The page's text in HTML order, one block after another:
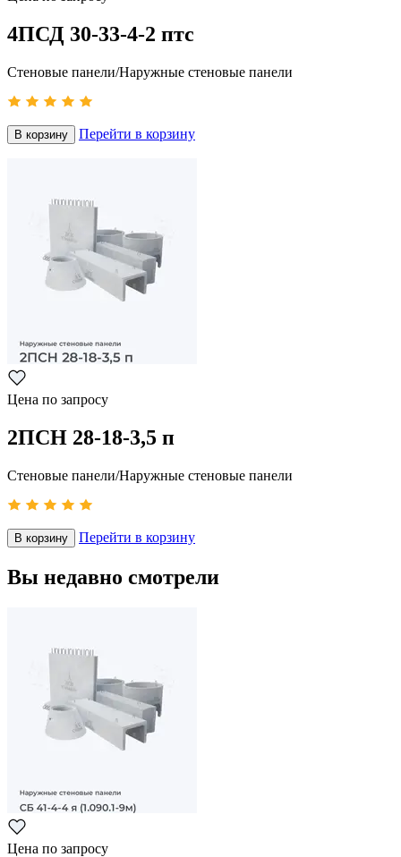
4ПСД 30-33-4-2 птс
Стеновые панели/Наружные стеновые панели
В корзину Перейти в корзину
Цена по запросу
2ПСН 28-18-3,5 п
Стеновые панели/Наружные стеновые панели
В корзину Перейти в корзину
Вы недавно смотрели
Цена по запросу